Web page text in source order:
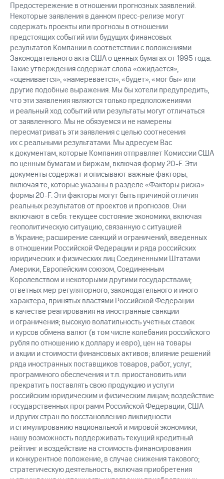
Предостережение в отношении прогнозных заявлений.
Некоторые заявления в данном пресс-релизе могут
содержать проекты или прогнозы в отношении
предстоящих событий или будущих финансовых
результатов Компании в соответствии с положениями
Законодательного акта США о ценных бумагах от 1995 года.
Такие утверждения содержат слова «ожидается»,
«оценивается», «намеревается», «будет», «мог бы» или
другие подобные выражения. Мы бы хотели предупредить,
что эти заявления являются только предположениями
и реальный ход событий или результаты могут отличаться
от заявленного. Мы не обязуемся и не намерены
пересматривать эти заявления с целью соотнесения
их с реальными результатами. Мы адресуем Вас
к документам, которые Компания отправляет Комиссии США
по ценным бумагам и биржам, включая форму20-F.Эти
документы содержат и описывают важные факторы,
включая те, которые указаны в разделе «Факторы риска»
формы20-F.Эти факторы могут быть причиной отличия
реальных результатов от проектов и прогнозов. Они
включают в себя: текущее состояние экономики, включая
геополитическую ситуацию, связанную с ситуацией
в Украине; расширение санкций и ограничений, введенных
в отношении Российской Федерации и ряда российских
юридических и физических лиц Соединенными Штатами
Америки, Европейским союзом, Соединенным
Королевством и некоторыми другими государствами;
ответных мер регуляторного, законодательного и иного
характера, принятых властями Российской Федерации
в качестве реагирования на иностранные санкции
и ограничения; высокую волатильность учетных ставок
и курсов обмена валют (в том числе колебания российского
рубля по отношению к доллару и евро), цен на товары
и акции и стоимости финансовых активов; влияние решений
ряда иностранных поставщиков товаров, работ, услуг,
программного обеспечения и т.п. приостановить или
прекратить поставлять свою продукцию и услуги
российским юридическим и физическим лицам; воздействие
государственных программ Российской Федерации, США
и других стран по восстановлению ликвидности
и стимулированию национальной и мировой экономики;
нашу возможность поддерживать текущий кредитный
рейтинг и воздействие на стоимость финансирования
и конкурентное положение, в случае снижения такового;
стратегическую деятельность, включая приобретения